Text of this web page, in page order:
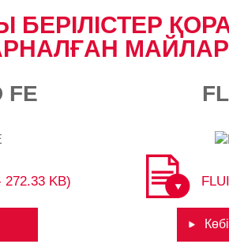
БЕРІЛІСТЕР
МАЙЛАР​​
FE
272.33 KB)